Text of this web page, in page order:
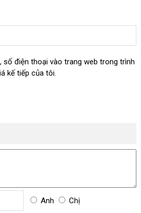
số điện thoại vào trang web trong trình
kế tiếp của tôi.
Anh Chị